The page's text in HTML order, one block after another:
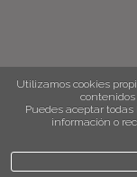
Utilizamos cookies
Puedes aceptar todas
información o